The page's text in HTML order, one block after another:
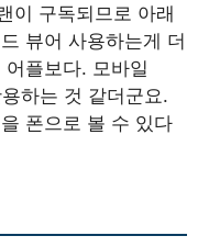
이 구독되므로 아래
뷰어 사용하는게 더
플보다. 모바일
하는 것 같더군요.
폰으로 볼 수 있다